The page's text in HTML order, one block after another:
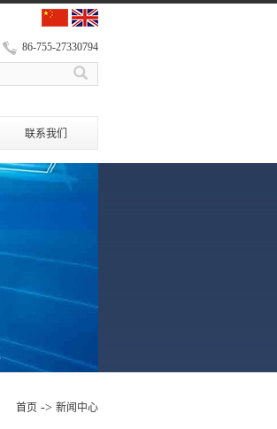
86-755-27330794
联系我们
首页 -> 新闻中心